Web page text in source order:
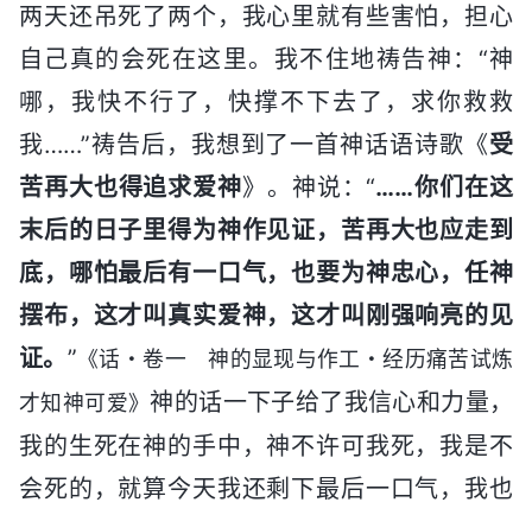
两天还吊死了两个，我心里就有些害怕，担心
自己真的会死在这里。我不住地祷告神：“神
哪，我快不行了，快撑不下去了，求你救救
我……”祷告后，我想到了一首神话语诗歌《受
苦再大也得追求爱神》。神说：“……你们在这
末后的日子里得为神作见证，苦再大也应走到
底，哪怕最后有一口气，也要为神忠心，任神
摆布，这才叫真实爱神，这才叫刚强响亮的见
证。 ” 《话・卷一 神的显现与作工・经历痛苦试炼
才知神可爱》 神的话一下子给了我信心和力量，
我的生死在神的手中，神不许可我死，我是不
会死的，就算今天我还剩下最后一口气，我也